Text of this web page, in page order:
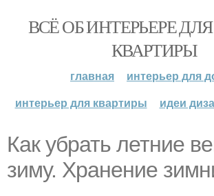
ВСЁ ОБ ИНТЕРЬЕРЕ
КВАРТИРЫ
главная
интерьер для
интерьер для квартиры
идеи
Как убрать летние
зиму. Хранение